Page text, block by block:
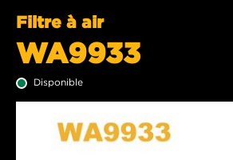
Filtre à air
WA9933
Disponible